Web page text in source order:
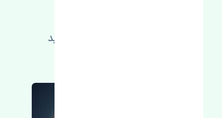
اطلاعات فنی خود را بالا ببرید